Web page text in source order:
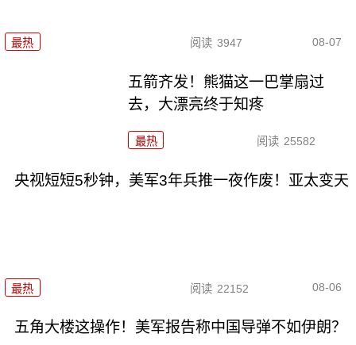
最热 阅读 3947 08-07
五箭齐发！熊猫这一巴掌扇过
去，大漂亮终于知疼
最热 阅读 25582
央视短短5秒钟，美军3年兵推一夜作废！亚太变天
最热 阅读 22152 08-06
五角大楼这操作！美军报告称中国导弹不如伊朗？